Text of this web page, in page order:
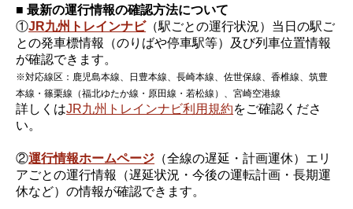
■ 最新の運行情報の確認方法について
①JR九州トレインナビ（駅ごとの運行状況）当日の駅ご
との発車標情報（のりばや停車駅等）及び列車位置情報
が確認できます。
※対応線区：鹿児島本線、日豊本線、長崎本線、佐世保線、香椎線、筑豊
本線・篠栗線（福北ゆたか線・原田線・若松線）、宮崎空港線
詳しくはJR九州トレインナビ利用規約をご確認くださ
い。
②運行情報ホームページ （全線の遅延・計画運休）エリ
アごとの運行情報（遅延状況・今後の運転計画・長期運
休など）の情報が確認できます。